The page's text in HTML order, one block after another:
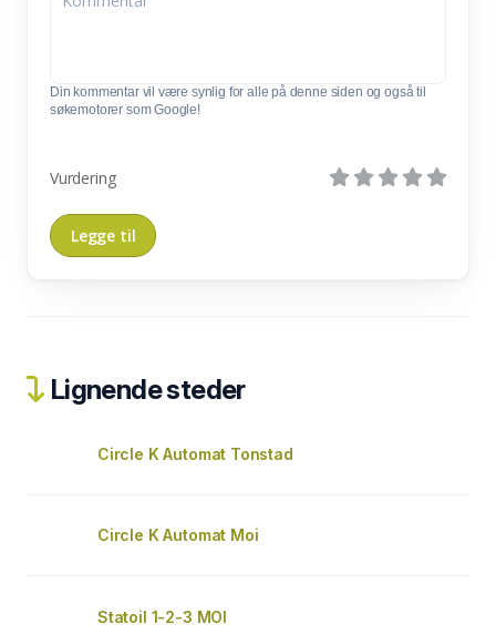
Din kommentar vil være synlig for alle på denne siden og også til
søkemotorer som Google!
Vurdering
Lignende steder
Circle K Automat Tonstad
Circle K Automat Moi
Statoil 1-2-3 MOI